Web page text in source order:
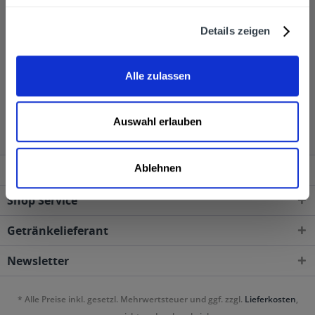
Details zeigen
Alle zulassen
Auswahl erlauben
Ablehnen
Entdecken Sie den frischen und belebenden Geschmack
Bonaqa wird in den folgenden Regionen, Städten,
Orten und Postleitzahl-Gebieten geliefert
Shop Service
Getränkelieferant
Newsletter
* Alle Preise inkl. gesetzl. Mehrwertsteuer und ggf. zzgl. Lieferkosten,